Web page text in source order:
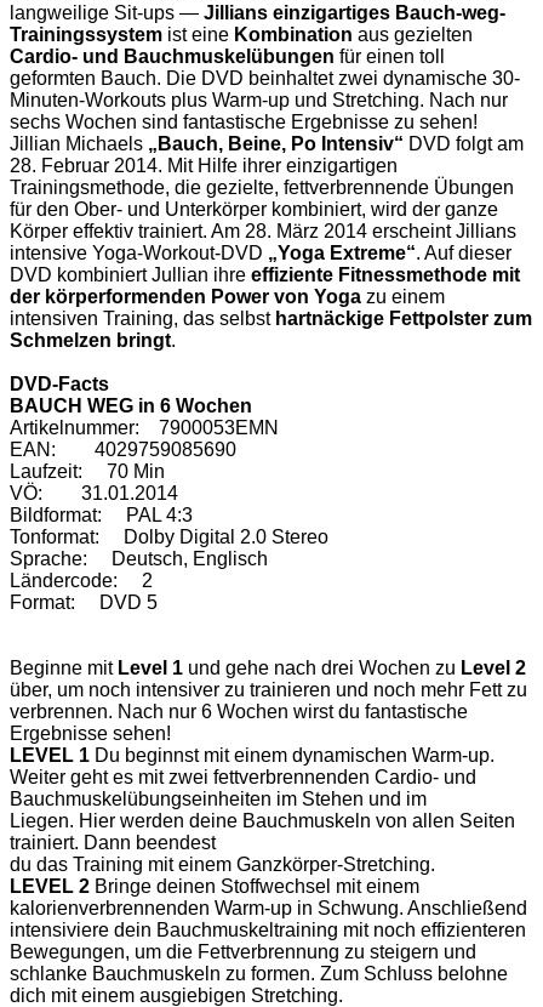
langweilige Sit-ups — Jillians einzigartiges Bauch-weg-
Trainingssystem ist eine Kombination aus gezielten
Cardio- und Bauchmuskelübungen für einen toll
geformten Bauch. Die DVD beinhaltet zwei dynamische 30-
Minuten-Workouts plus Warm-up und Stretching. Nach nur
sechs Wochen sind fantastische Ergebnisse zu sehen!
Jillian Michaels „Bauch, Beine, Po Intensiv“ DVD folgt am
28. Februar 2014. Mit Hilfe ihrer einzigartigen
Trainingsmethode, die gezielte, fettverbrennende Übungen
für den Ober- und Unterkörper kombiniert, wird der ganze
Körper effektiv trainiert. Am 28. März 2014 erscheint Jillians
intensive Yoga-Workout-DVD „Yoga Extreme“. Auf dieser
DVD kombiniert Jullian ihre effiziente Fitnessmethode mit
der körperformenden Power von Yoga zu einem
intensiven Training, das selbst hartnäckige Fettpolster zum
Schmelzen bringt.
DVD-Facts
BAUCH WEG in 6 Wochen
Artikelnummer: 7900053EMN
EAN: 4029759085690
Laufzeit: 70 Min
VÖ: 31.01.2014
Bildformat: PAL 4:3
Tonformat: Dolby Digital 2.0 Stereo
Sprache: Deutsch, Englisch
Ländercode: 2
Format: DVD 5
Beginne mit Level 1 und gehe nach drei Wochen zu Level 2
über, um noch intensiver zu trainieren und noch mehr Fett zu
verbrennen. Nach nur 6 Wochen wirst du fantastische
Ergebnisse sehen!
LEVEL 1 Du beginnst mit einem dynamischen Warm-up.
Weiter geht es mit zwei fettverbrennenden Cardio- und
Bauchmuskelübungseinheiten im Stehen und im
Liegen. Hier werden deine Bauchmuskeln von allen Seiten
trainiert. Dann beendest
du das Training mit einem Ganzkörper-Stretching.
LEVEL 2 Bringe deinen Stoffwechsel mit einem
kalorienverbrennenden Warm-up in Schwung. Anschließend
intensiviere dein Bauchmuskeltraining mit noch effizienteren
Bewegungen, um die Fettverbrennung zu steigern und
schlanke Bauchmuskeln zu formen. Zum Schluss belohne
dich mit einem ausgiebigen Stretching.